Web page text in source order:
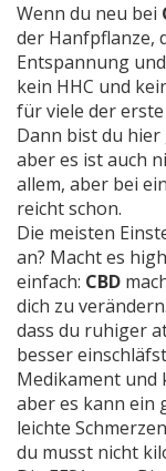
Wenn du neu bei
der Hanfpflanze,
Entspannung
kein HHC und
für viele der
Dann bist du hier
aber es ist auch
allem, aber bei
reicht schon.
Die meisten
an? Macht es
einfach: CBD
dich zu
dass du ruhiger
besser
Medikament
aber es kann ein
leichte
du musst nicht